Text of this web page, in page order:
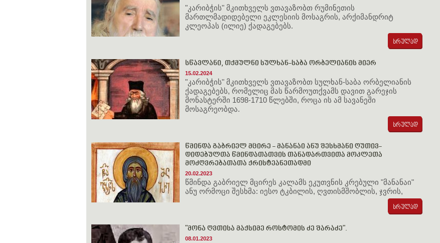
"კარიბჭის" მკითხველს ვთავაზობთ რუმინეთის
მართლმადიდებელი ეკლესიის მოსაგრის, არქიმანდრიტ
კლეოპას (ილიე) ქადაგებებს.
სწავლანი, თქმულნი სულხან-საბა ორბელიანის მიერ
15.02.2024
"კარიბჭის" მკითხველს ვთავაზობთ სულხან-საბა ორბელიანის
ქადაგებებს, რომელიც მას წარმოუთქვამს დავით გარეჯის
მონასტერში 1698-1710 წლებში, როცა ის ამ სავანეში
მოსაგრეობდა.
წმინდა გაბრიელ მცირე - მანანაი ანუ შესხმანი ღუთივ-
დიდებულთა წმინდათათვის თანადართვითა მოკლეთა
მოძღვრებათათა ქრისტეანეთადმი
20.02.2023
წმინდა გაბრიელ მცირეს კალამს ეკუთვნის კრებული "მანანაი"
ანუ ორმოცი შესხმა: იესო ტკბილის, ღვთისმშობლის, ჯვრის,
"მონა ღვთისა მაქსიმე როსტომის ძე შარაძე".
08.01.2023